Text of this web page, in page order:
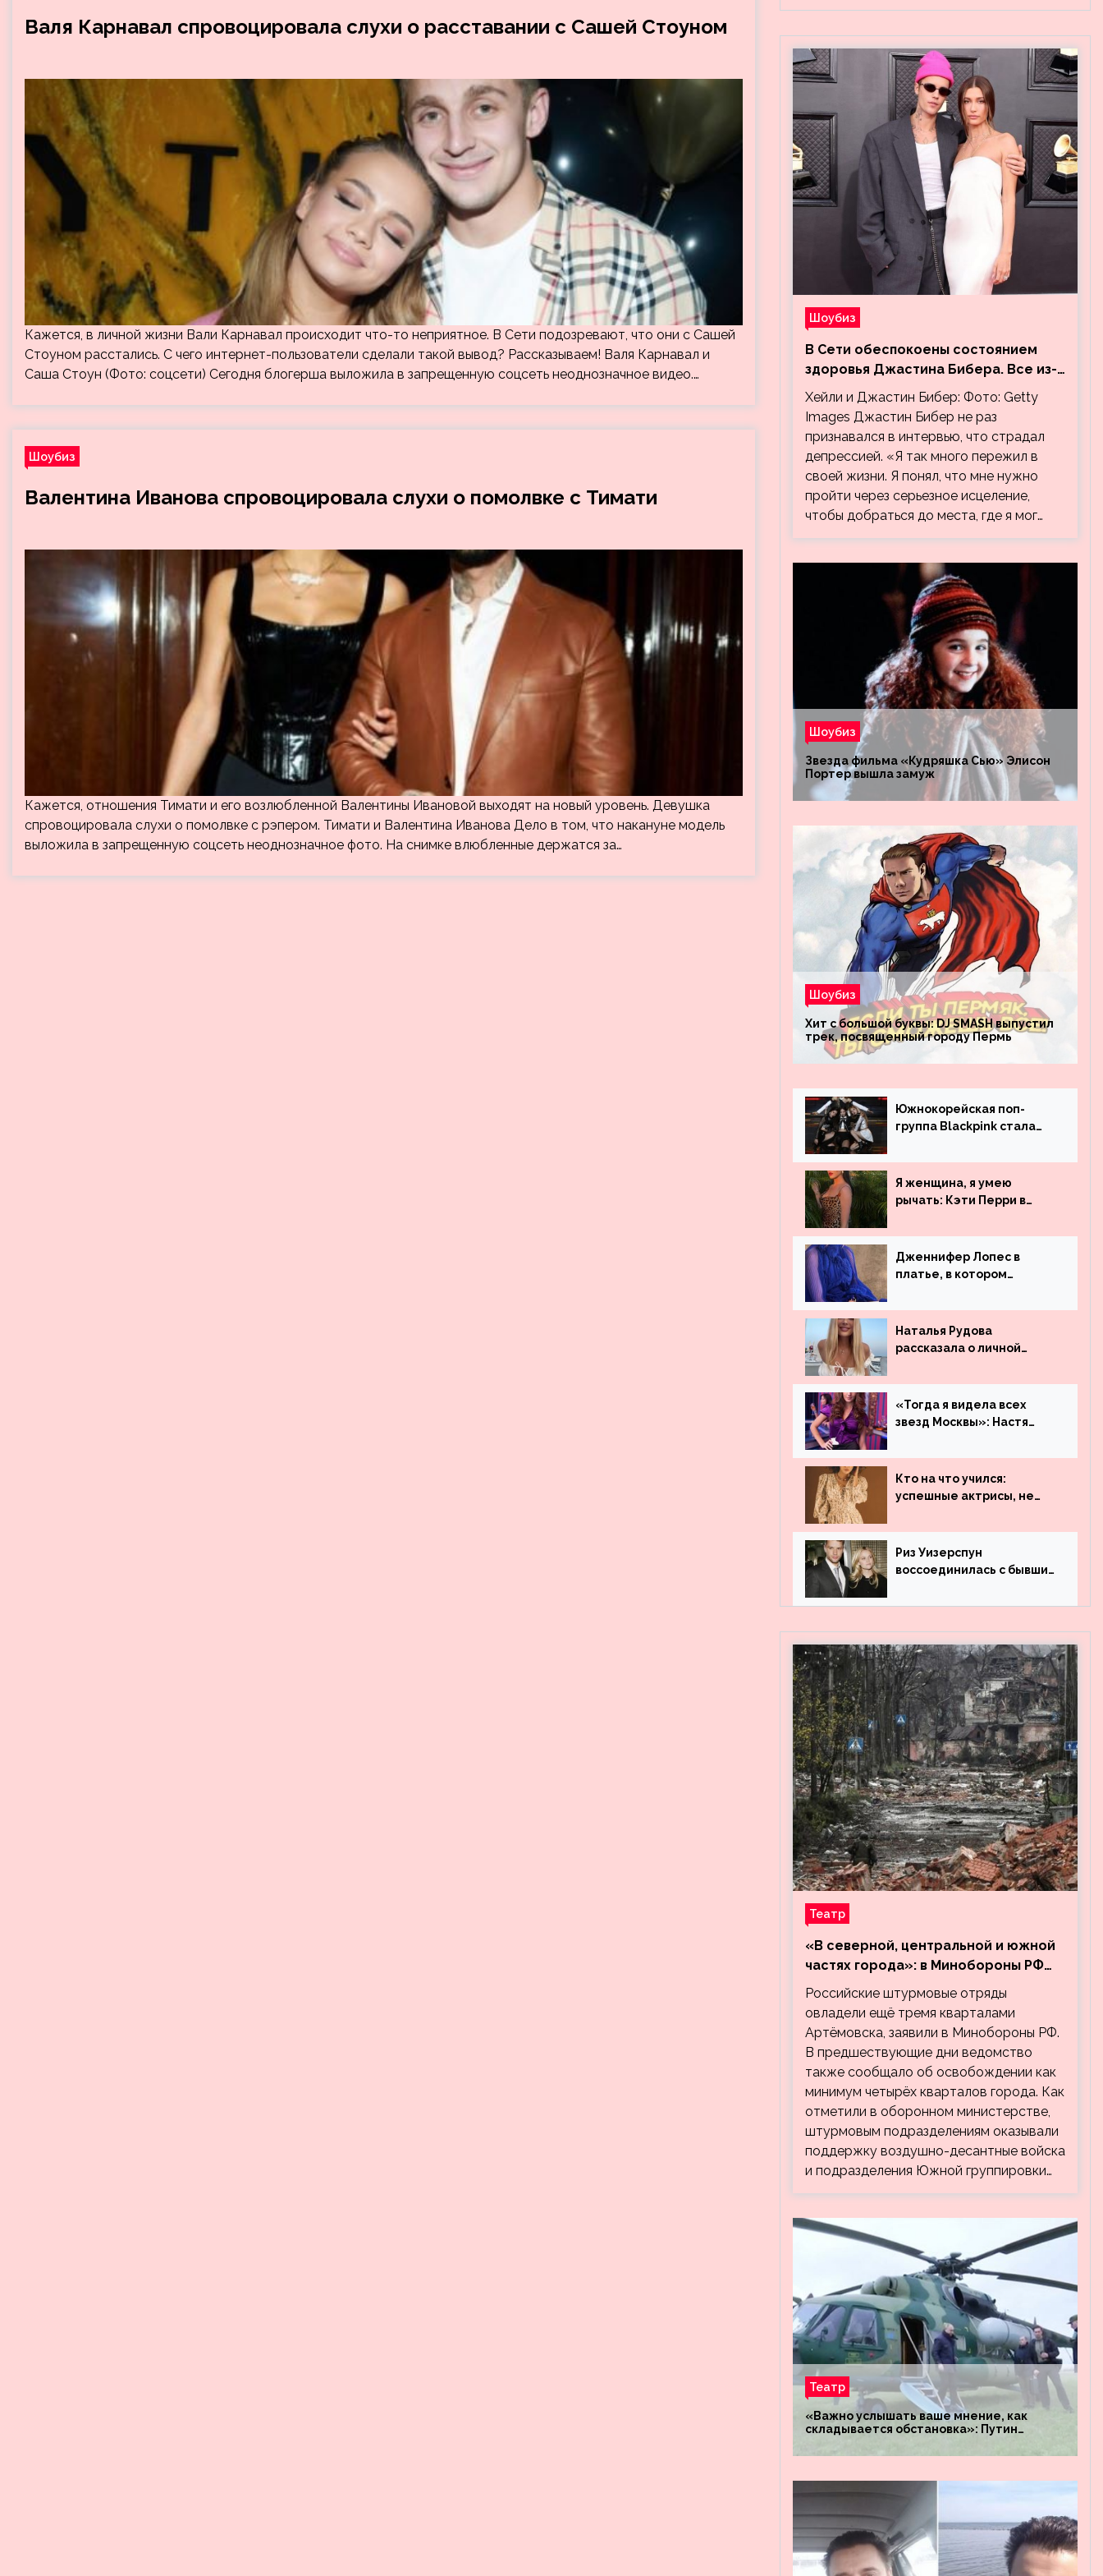
Валя Карнавал спровоцировала слухи о расставании с Сашей Стоуном
Кажется, в личной жизни Вали Карнавал происходит что-то неприятное. В Сети подозревают, что они с Сашей
Стоуном расстались. С чего интернет-пользователи сделали такой вывод? Рассказываем! Валя Карнавал и
Саша Стоун (Фото: соцсети) Сегодня блогерша выложила в запрещенную соцсеть неоднозначное видео.…
Шоубиз
Валентина Иванова спровоцировала слухи о помолвке с Тимати
Кажется, отношения Тимати и его возлюбленной Валентины Ивановой выходят на новый уровень. Девушка
спровоцировала слухи о помолвке с рэпером. Тимати и Валентина Иванова Дело в том, что накануне модель
выложила в запрещенную соцсеть неоднозначное фото. На снимке влюбленные держатся за…
Шоубиз
В Сети обеспокоены состоянием
здоровья Джастина Бибера. Все из-
за видео, на котором его
успокаивает Хейли
Хейли и Джастин Бибер: Фото: Getty
Images Джастин Бибер не раз
признавался в интервью, что страдал
депрессией. «Я так много пережил в
своей жизни. Я понял, что мне нужно
пройти через серьезное исцеление,
чтобы добраться до места, где я мог…
Шоубиз
Звезда фильма «Кудряшка Сью» Элисон
Портер вышла замуж
Шоубиз
Хит с большой буквы: DJ SMASH выпустил
трек, посвященный городу Пермь
Южнокорейская поп-
группа Blackpink стала
просмотрам на YouTube.
Они обогнали даже
Джастина Бибера
Я женщина, я умею
рычать: Кэти Перри в
Дженнифер Лопес в
платье, в котором
незамеченной
Наталья Рудова
рассказала о личной
«Тогда я видела всех
звезд Москвы»: Настя
работала до
популярности и выложила
архивные фото
Кто на что учился:
успешные актрисы, не
образования
Риз Уизерспун
воссоединилась с бывшим
Театр
«В северной, центральной и южной
частях города»: в Минобороны РФ
заявили об освобождении ещё трёх
кварталов Артёмовска
Российские штурмовые отряды
овладели ещё тремя кварталами
Артёмовска, заявили в Минобороны РФ.
В предшествующие дни ведомство
также сообщало об освобождении как
минимум четырёх кварталов города. Как
отметили в оборонном министерстве,
штурмовым подразделениям оказывали
поддержку воздушно-десантные войска
и подразделения Южной группировки…
Театр
«Важно услышать ваше мнение, как
складывается обстановка»: Путин
«Днепр» и «Восток»